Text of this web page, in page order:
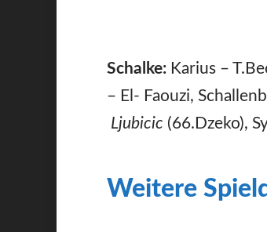
Schalke: Karius –
– El- Faouzi,
Ljubicic (66.Dzeko),
Weitere